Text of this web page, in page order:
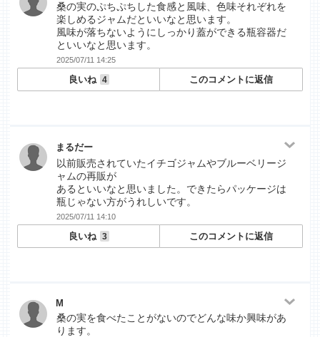
桑の実のぷちぷちした食感と風味、色味それぞれを
楽しめるジャムだといいなと思います。
風味が落ちないようにしっかり蓋ができる瓶容器だ
といいなと思います。
2025/07/11 14:25
良いね 4 このコメントに返信
まるだー
以前販売されていたイチゴジャムやブルーベリージ
ャムの再販が
あるといいなと思いました。できたらパッケージは
瓶じゃない方がうれしいです。
2025/07/11 14:10
良いね 3 このコメントに返信
M
桑の実を食べたことがないのでどんな味か興味があ
ります。